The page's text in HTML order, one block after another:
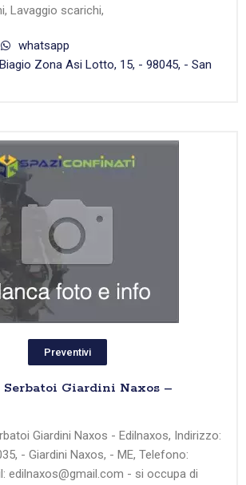
Lavaggio scarichi,
whatsapp
Zona Asi Lotto, 15, - 98045, - San
Preventivi
Serbatoi Giardini Naxos –
Giardini Naxos - Edilnaxos, Indirizzo:
- Giardini Naxos, - ME, Telefono:
edilnaxos@gmail.com - si occupa di